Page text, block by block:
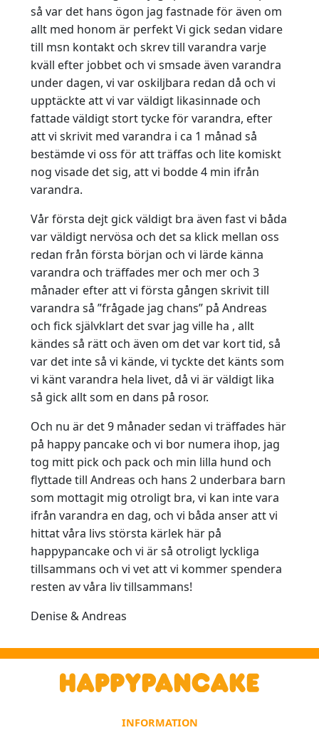
så var det hans ögon jag fastnade för även om
allt med honom är perfekt Vi gick sedan vidare
till msn kontakt och skrev till varandra varje
kväll efter jobbet och vi smsade även varandra
under dagen, vi var oskiljbara redan då och vi
upptäckte att vi var väldigt likasinnade och
fattade väldigt stort tycke för varandra, efter
att vi skrivit med varandra i ca 1 månad så
bestämde vi oss för att träffas och lite komiskt
nog visade det sig, att vi bodde 4 min ifrån
varandra.
Vår första dejt gick väldigt bra även fast vi båda
var väldigt nervösa och det sa klick mellan oss
redan från första början och vi lärde känna
varandra och träffades mer och mer och 3
månader efter att vi första gången skrivit till
varandra så ”frågade jag chans” på Andreas
och fick självklart det svar jag ville ha , allt
kändes så rätt och även om det var kort tid, så
var det inte så vi kände, vi tyckte det känts som
vi känt varandra hela livet, då vi är väldigt lika
så gick allt som en dans på rosor.
Och nu är det 9 månader sedan vi träffades här
på happy pancake och vi bor numera ihop, jag
tog mitt pick och pack och min lilla hund och
flyttade till Andreas och hans 2 underbara barn
som mottagit mig otroligt bra, vi kan inte vara
ifrån varandra en dag, och vi båda anser att vi
hittat våra livs största kärlek här på
happypancake och vi är så otroligt lyckliga
tillsammans och vi vet att vi kommer spendera
resten av våra liv tillsammans!
Denise & Andreas
INFORMATION